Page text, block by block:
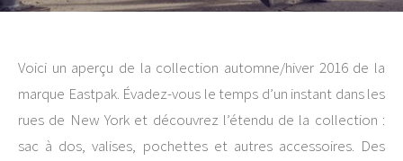
Voici un aperçu de la collection automne/hiver 2016 de la
marque Eastpak. Évadez-vous le temps d’un instant dans les
rues de New York et découvrez l’étendu de la collection :
sac à dos, valises, pochettes et autres accessoires. Des